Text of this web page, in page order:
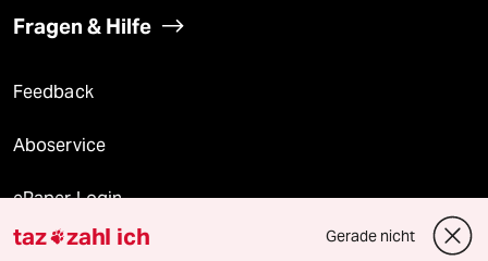
Fragen & Hilfe
Feedback
Aboservice
ePaper Login
Downloads für Abonnierende
taz zahl ich Gerade nicht